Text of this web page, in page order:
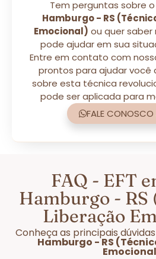
Tem perguntas sobre o
Hamburgo - RS
Emocional) ou quer
pode ajudar em sua
Entre em contato com
prontos para ajudar você
sobre esta técnica
pode ser aplicada para
FALE
FAQ - EFT
Hamburgo - RS
Liberação
Conheça as principais
Hamburgo - RS